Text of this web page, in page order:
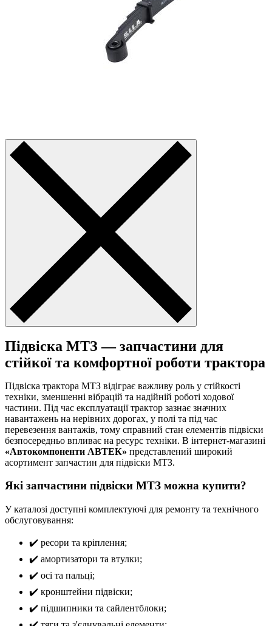
Підвіска МТЗ — запчастини для
стійкої та комфортної роботи трактора
Підвіска трактора МТЗ відіграє важливу роль у стійкості
техніки, зменшенні вібрацій та надійній роботі ходової
частини. Під час експлуатації трактор зазнає значних
навантажень на нерівних дорогах, у полі та під час
перевезення вантажів, тому справний стан елементів підвіски
безпосередньо впливає на ресурс техніки. В інтернет-магазині
«Автокомпоненти АВТЕК» представлений широкий
асортимент запчастин для підвіски МТЗ.
Які запчастини підвіски МТЗ можна купити?
У каталозі доступні комплектуючі для ремонту та технічного
обслуговування:
✔️ ресори та кріплення;
✔️ амортизатори та втулки;
✔️ осі та пальці;
✔️ кронштейни підвіски;
✔️ підшипники та сайлентблоки;